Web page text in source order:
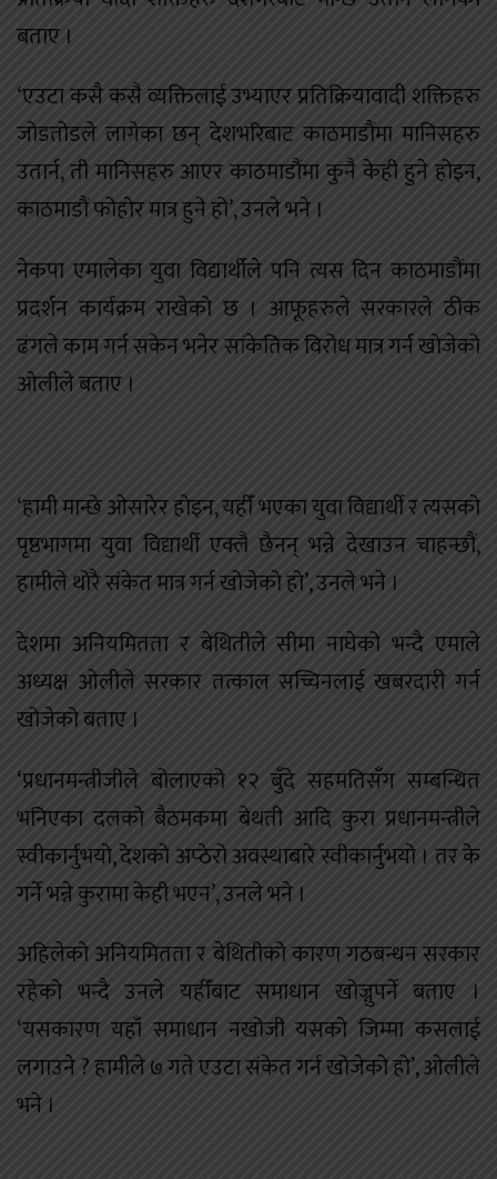
बताए ।
‘एउटा कसै कसै व्यक्तिलाई उभ्याएर प्रतिक्रियावादी शक्तिहरु
जोडतोडले लागेका छन् देशभरिबाट काठमाडौंमा मानिसहरु
उतार्न, ती मानिसहरु आएर काठमाडौंमा कुनै केही हुने होइन,
काठमाडौं फोहोर मात्र हुने हो’, उनले भने ।
नेकपा एमालेका युवा विद्यार्थीले पनि त्यस दिन काठमाडौंमा
प्रदर्शन कार्यक्रम राखेको छ । आफूहरुले सरकारले ठीक
ढंगले काम गर्न सकेन भनेर सांकेतिक विरोध मात्र गर्न खोजेको
ओलीले बताए ।
‘हामी मान्छे ओसारेर होइन, यहीँ भएका युवा विद्यार्थी र त्यसको
पृष्ठभागमा युवा विद्यार्थी एक्लै छैनन् भन्ने देखाउन चाहन्छौं,
हामीले थोरै संकेत मात्र गर्न खोजेको हो’, उनले भने ।
देशमा अनियमितता र बेथितीले सीमा नाघेको भन्दै एमाले
अध्यक्ष ओलीले सरकार तत्काल सच्चिनलाई खबरदारी गर्न
खोजेको बताए ।
‘प्रधानमन्त्रीजीले बोलाएको १२ बुँदे सहमतिसँग सम्बन्धित
भनिएका दलको बैठमकमा बेथती आदि कुरा प्रधानमन्त्रीले
स्वीकार्नुभयो, देशको अप्ठेरो अवस्थाबारे स्वीकार्नुभयो । तर के
गर्ने भन्ने कुरामा केही भएन’, उनले भने ।
अहिलेको अनियमितता र बेथितीको कारण गठबन्धन सरकार
रहेको भन्दै उनले यहीँबाट समाधान खोज्नुपर्ने बताए ।
‘यसकारण यहाँ समाधान नखोजी यसको जिम्मा कसलाई
लगाउने ? हामीले ७ गते एउटा संकेत गर्न खोजेको हो’, ओलीले
भने ।